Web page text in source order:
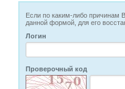
Если по каким-либо причинам
данной формой, для его
Логин
Проверочный код